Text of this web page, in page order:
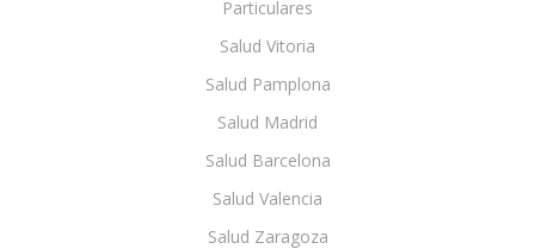
Particulares
Salud Vitoria
Salud Pamplona
Salud Madrid
Salud Barcelona
Salud Valencia
Salud Zaragoza